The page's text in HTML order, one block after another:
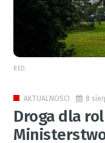
RED.
AKTUALNOŚCI 8
Droga dla